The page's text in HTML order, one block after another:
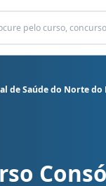
de Saúde do Norte do
de